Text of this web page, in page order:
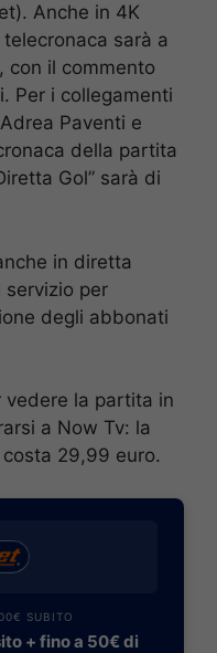
Anche in 4K
sarà a
con il commento
Per i collegamenti
Paventi e
della partita
Gol” sarà di
in diretta
servizio per
degli abbonati
vedere la partita in
a Now Tv: la
29,99 euro.
SUBITO
+ fino a 50€ di